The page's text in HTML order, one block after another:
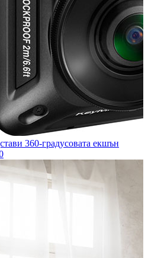
360-градусовата екшън